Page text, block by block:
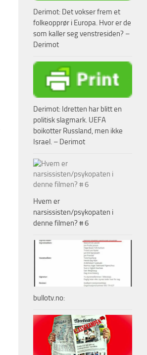
Derimot: Det vokser frem et
folkeopprør i Europa. Hvor er de
som kaller seg venstresiden? –
Derimot
Derimot: Idretten har blitt en
politisk slagmark. UEFA
boikotter Russland, men ikke
Israel. – Derimot
Hvem er
narsissisten/psykopaten i
denne filmen? # 6
bullotv.no: